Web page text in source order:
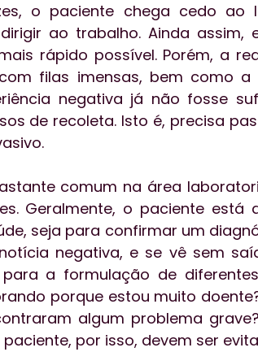
o paciente chega cedo ao
ao trabalho. Ainda assim,
rápido possível. Porém, a
filas imensas, bem como a
negativa já não fosse
de recoleta. Isto é, precisa
comum na área
Geralmente, o paciente está
seja para confirmar um
negativa, e se vê sem
a formulação de
porque estou muito
algum problema
por isso, devem ser